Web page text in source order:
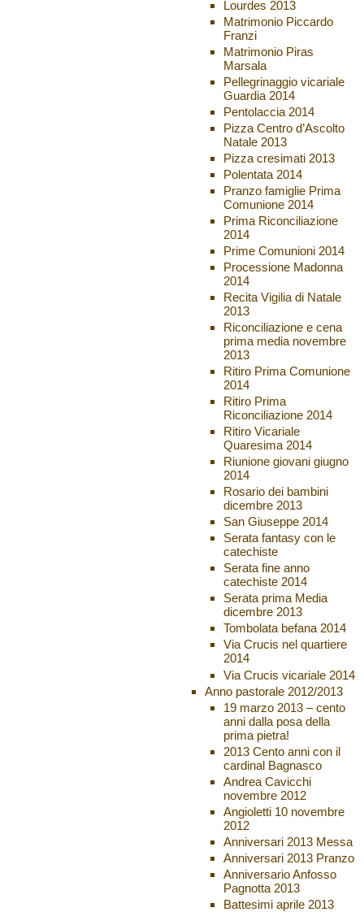
Lourdes 2013
Matrimonio Piccardo
Franzi
Matrimonio Piras
Marsala
Pellegrinaggio vicariale
Guardia 2014
Pentolaccia 2014
Pizza Centro d’Ascolto
Natale 2013
Pizza cresimati 2013
Polentata 2014
Pranzo famiglie Prima
Comunione 2014
Prima Riconciliazione
2014
Prime Comunioni 2014
Processione Madonna
2014
Recita Vigilia di Natale
2013
Riconciliazione e cena
prima media novembre
2013
Ritiro Prima Comunione
2014
Ritiro Prima
Riconciliazione 2014
Ritiro Vicariale
Quaresima 2014
Riunione giovani giugno
2014
Rosario dei bambini
dicembre 2013
San Giuseppe 2014
Serata fantasy con le
catechiste
Serata fine anno
catechiste 2014
Serata prima Media
dicembre 2013
Tombolata befana 2014
Via Crucis nel quartiere
2014
Via Crucis vicariale 2014
Anno pastorale 2012/2013
19 marzo 2013 – cento
anni dalla posa della
prima pietra!
2013 Cento anni con il
cardinal Bagnasco
Andrea Cavicchi
novembre 2012
Angioletti 10 novembre
2012
Anniversari 2013 Messa
Anniversari 2013 Pranzo
Anniversario Anfosso
Pagnotta 2013
Battesimi aprile 2013